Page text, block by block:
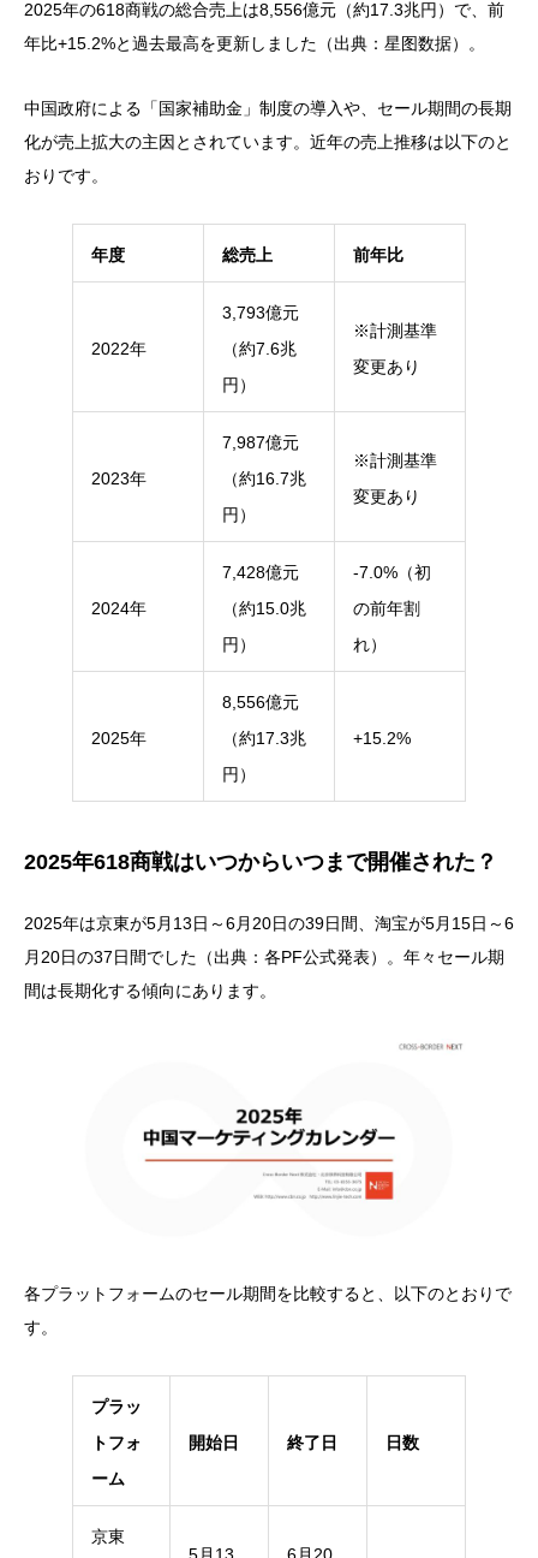
2025年の618商戦の総合売上は8,556億元（約17.3兆円）で、前
年比+15.2%と過去最高を更新しました（出典：星图数据）。
中国政府による「国家補助金」制度の導入や、セール期間の長期
化が売上拡大の主因とされています。近年の売上推移は以下のと
おりです。
年度 総売上 前年比
2022年
3,793億元
（約7.6兆
円）
※計測基準
変更あり
2023年
7,987億元
（約16.7兆
円）
※計測基準
変更あり
2024年
7,428億元
（約15.0兆
円）
-7.0%（初
の前年割
れ）
2025年
8,556億元
（約17.3兆
円）
+15.2%
2025年618商戦はいつからいつまで開催された？
2025年は京東が5月13日～6月20日の39日間、淘宝が5月15日～6
月20日の37日間でした（出典：各PF公式発表）。年々セール期
間は長期化する傾向にあります。
各プラットフォームのセール期間を比較すると、以下のとおりで
す。
プラッ
トフォ
ーム
開始日 終了日 日数
京東